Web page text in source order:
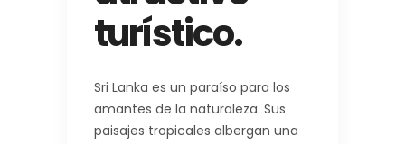
turístico.
Sri Lanka es un paraíso para los
amantes de la naturaleza. Sus
paisajes tropicales albergan una